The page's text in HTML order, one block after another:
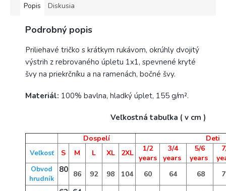
Popis Diskusia
Podrobný popis
Priliehavé tričko s krátkym rukávom, okrúhly dvojitý
výstrih z rebrovaného úpletu 1x1, spevnené kryté
švy na priekrčníku a na ramenách, bočné švy.
Materiál: 100% bavlna, hladký úplet, 155 g/m².
Veľkostná tabuľka ( v cm )
Dospelí Deti
Veľkosť S M L XL 2XL
1/2
years
3/4
years
5/6
years
Obvod
hrudník
80 86 92 98 104 60 64 68